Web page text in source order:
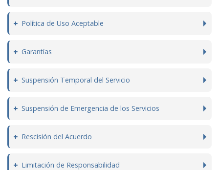
Política de Uso Aceptable
Garantías
Suspensión Temporal del Servicio
Suspensión de Emergencia de los Servicios
Rescisión del Acuerdo
Limitación de Responsabilidad